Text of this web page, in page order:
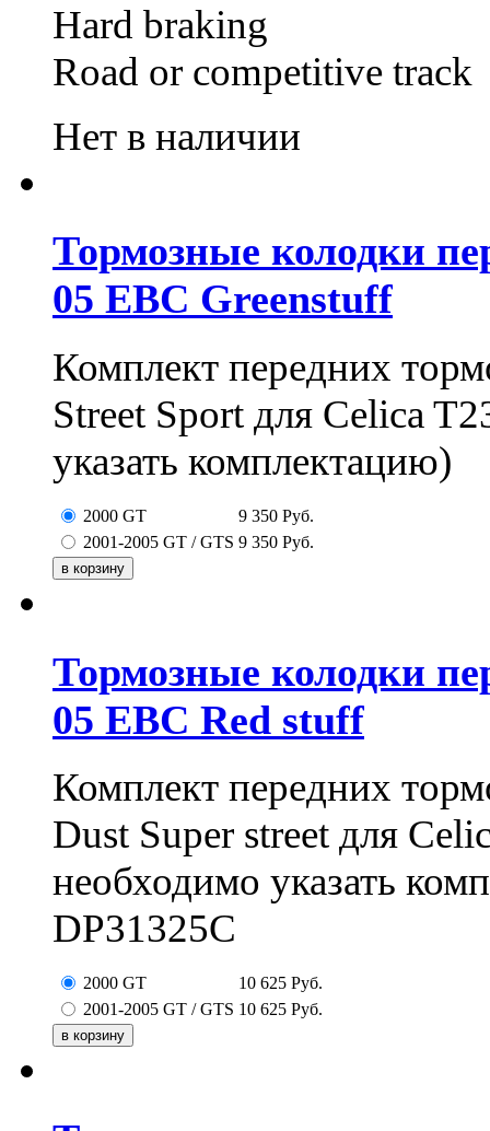
Hard braking
Road or competitive track
Нет в наличии
Тормозные колодки
05 EBC Greenstuff
Комплект передних
Street Sport для Celica
указать комплектацию)
2000 GT 9 350 Руб.
2001-2005 GT / GTS 9 350 Руб.
Тормозные колодки
05 EBC Red stuff
Комплект передних
Dust Super street для
необходимо указать
DP31325C
2000 GT 10 625 Руб.
2001-2005 GT / GTS 10 625 Руб.